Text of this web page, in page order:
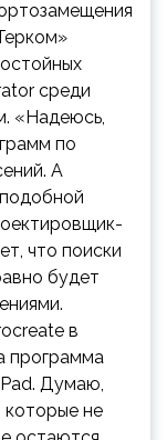
среди
«Надеюсь,
по
А
что поиски
будет
в
программа
Думаю,
которые не